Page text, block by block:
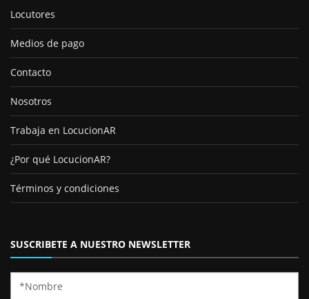
Locutores
Medios de pago
Contacto
Nosotros
Trabaja en LocucionAR
¿Por qué LocucionAR?
Términos y condiciones
SUSCRIBETE A NUESTRO NEWSLETTER